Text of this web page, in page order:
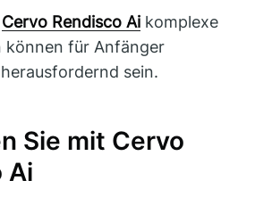
Cervo Rendisco Ai komplexe
können für Anfänger
sein.
Sie mit Cervo
Ai